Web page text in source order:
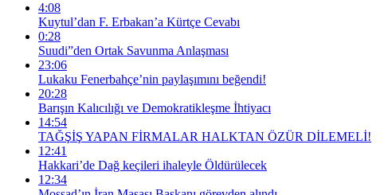
4:08
Kuytul’dan F. Erbakan’a Kürtçe Cevabı
0:28
Suudi”den Ortak Savunma Anlaşması
23:06
Lukaku Fenerbahçe’nin paylaşımını beğendi!
20:28
Barışın Kalıcılığı ve Demokratikleşme İhtiyacı
14:54
TAĞŞİŞ YAPAN FİRMALAR HALKTAN ÖZÜR DİLEMELİ!
12:41
Hakkari’de Dağ keçileri ihaleyle Öldürülecek
12:34